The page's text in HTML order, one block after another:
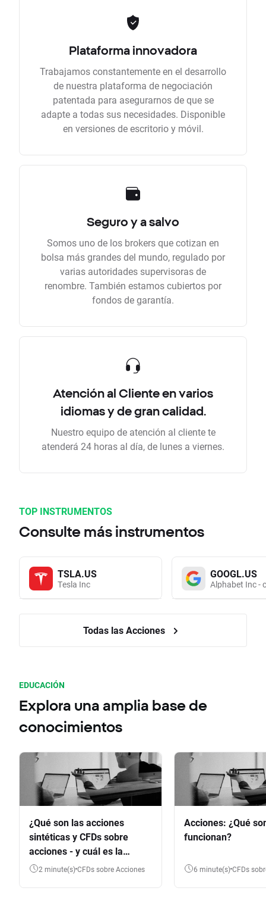
Plataforma innovadora
Trabajamos constantemente en el desarrollo
de nuestra plataforma de negociación
patentada para asegurarnos de que se
adapte a todas sus necesidades. Disponible
en versiones de escritorio y móvil.
Seguro y a salvo
Somos uno de los brokers que cotizan en
bolsa más grandes del mundo, regulado por
varias autoridades supervisoras de
renombre. También estamos cubiertos por
fondos de garantía.
Atención al Cliente en varios
idiomas y de gran calidad.
Nuestro equipo de atención al cliente te
atenderá 24 horas al día, de lunes a viernes.
TOP INSTRUMENTOS
Consulte más instrumentos
TSLA.US
Tesla Inc
GOOGL.US
Alphabet Inc -
Todas las Acciones
EDUCACIÓN
Explora una amplia base de
conocimientos
¿Qué son las acciones
sintéticas y CFDs sobre
acciones - y cuál es la
diferencia?
2 minute(s) CFDs sobre Acciones
Acciones: ¿Qué
funcionan?
6 minute(s) CFDs